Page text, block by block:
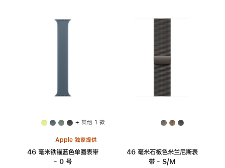
+ 其他 1 款
Apple 独家提供
46 毫米铁锚蓝色单圈表带
- 0 号
46 毫米石板色米兰尼斯表
带 - S/M